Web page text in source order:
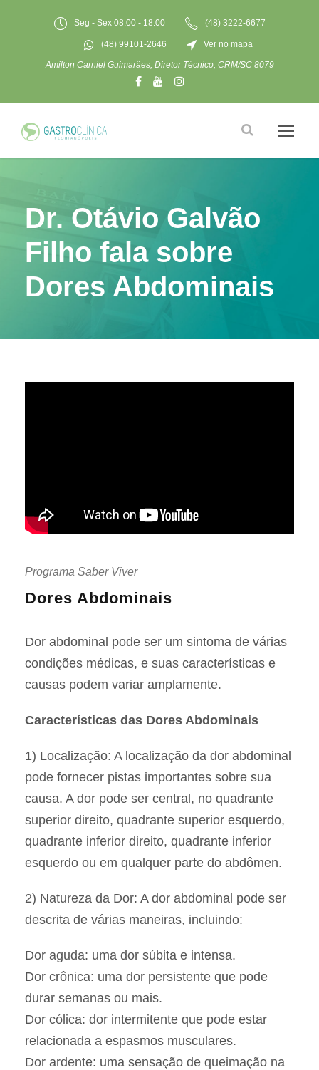
Seg - Sex 08:00 - 18:00 (48) 3222-6677
(48) 99101-2646 Ver no mapa
Amilton Carniel Guimarães, Diretor Técnico, CRM/SC 8079
Dr. Otávio Galvão
Filho fala sobre
Dores Abdominais
Programa Saber Viver
Dores Abdominais
Dor abdominal pode ser um sintoma de várias
condições médicas, e suas características e
causas podem variar amplamente.
Características das Dores Abdominais
1) Localização: A localização da dor abdominal
pode fornecer pistas importantes sobre sua
causa. A dor pode ser central, no quadrante
superior direito, quadrante superior esquerdo,
quadrante inferior direito, quadrante inferior
esquerdo ou em qualquer parte do abdômen.
2) Natureza da Dor: A dor abdominal pode ser
descrita de várias maneiras, incluindo:
Dor aguda: uma dor súbita e intensa.
Dor crônica: uma dor persistente que pode
durar semanas ou mais.
Dor cólica: dor intermitente que pode estar
relacionada a espasmos musculares.
Dor ardente: uma sensação de queimação na